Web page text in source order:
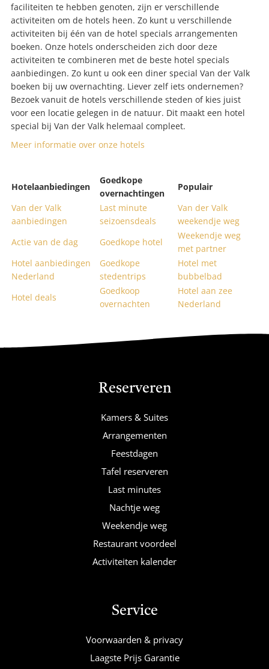
faciliteiten te hebben genoten, zijn er verschillende
activiteiten om de hotels heen. Zo kunt u verschillende
activiteiten bij één van de hotel specials arrangementen
boeken. Onze hotels onderscheiden zich door deze
activiteiten te combineren met de beste hotel specials
aanbiedingen. Zo kunt u ook een diner special Van der Valk
boeken bij uw overnachting. Liever zelf iets ondernemen?
Bezoek vanuit de hotels verschillende steden of kies juist
voor een locatie gelegen in de natuur. Dit maakt een hotel
special bij Van der Valk helemaal compleet.
Meer informatie over onze hotels
Hotelaanbiedingen
Goedkope
overnachtingen
Populair
Van der Valk
aanbiedingen
Last minute
seizoensdeals
Van der Valk
weekendje weg
Actie van de dag
Goedkope hotel
Weekendje weg
met partner
Hotel aanbiedingen
Nederland
Goedkope
stedentrips
Hotel met
bubbelbad
Hotel deals
Goedkoop
overnachten
Hotel aan zee
Nederland
Reserveren
Kamers & Suites
Arrangementen
Feestdagen
Tafel reserveren
Last minutes
Nachtje weg
Weekendje weg
Restaurant voordeel
Activiteiten kalender
Service
Voorwaarden & privacy
Laagste Prijs Garantie